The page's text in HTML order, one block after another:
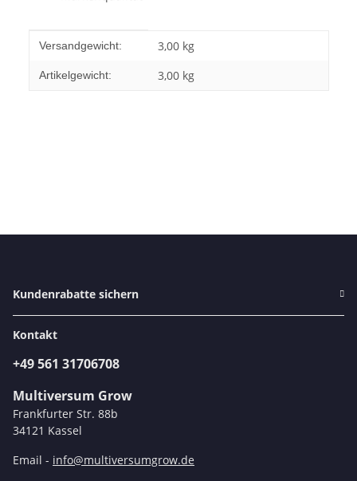
Produkteigenschaft
Wert
Versandgewicht: 3,00 kg
Artikelgewicht: 3,00 kg
Kundenrabatte sichern
Kontakt
+49 561 31706708
Multiversum Grow
Frankfurter Str. 88b
34121 Kassel
Email - info@multiversumgrow.de